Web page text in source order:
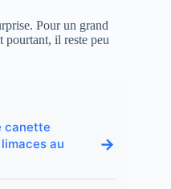
Pour un grand
pourtant, il reste peu
canette
au
→